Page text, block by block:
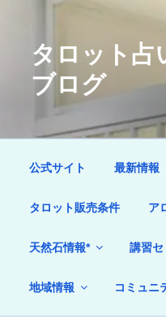
タロット占
ブログ
公式サイト 最新情報
タロット販売条件 ア
天然石情報* 講習セ
地域情報 コミュニ